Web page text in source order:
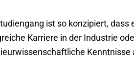
ist so konzipiert,
Karriere in der Industrie